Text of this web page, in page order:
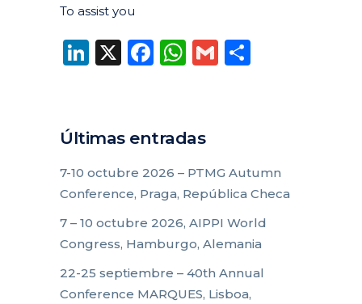
To assist you
LinkedIn
X Facebook
WhatsApp
Gmail
Últimas entradas
7-10 octubre 2026 – PTMG Autumn
Conference, Praga, República Checa
7 – 10 octubre 2026, AIPPI World
Congress, Hamburgo, Alemania
22-25 septiembre – 40th Annual
Conference MARQUES, Lisboa,